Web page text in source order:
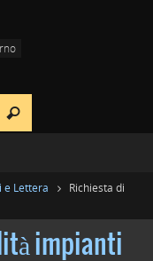
e Lettera
Richiesta di
impianti